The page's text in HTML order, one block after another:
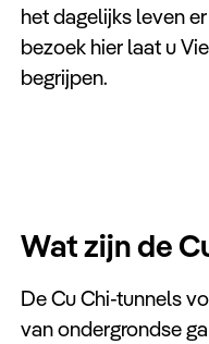
het dagelijks leven
bezoek hier laat u
begrijpen.
Wat zijn de
De Cu Chi-tunnels
van ondergrondse